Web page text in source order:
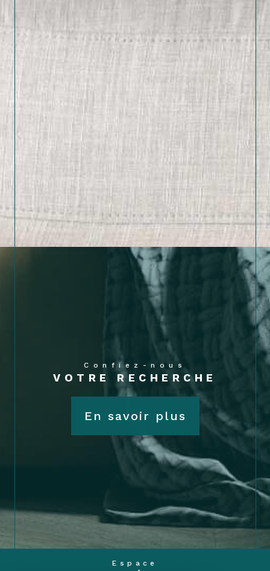
Confiez-nous
VOTRE RECHERCHE
En savoir plus
Espace